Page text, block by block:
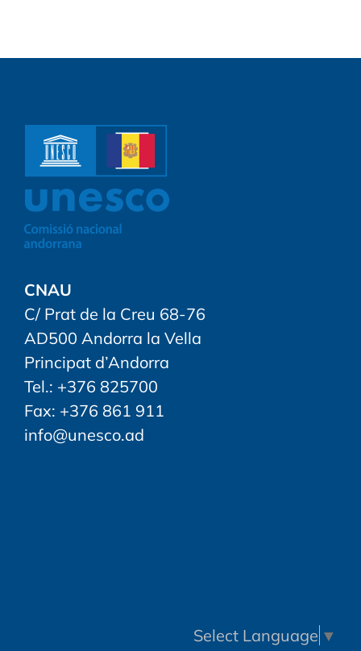
CNAU
C/ Prat de la Creu 68-76
AD500 Andorra la Vella
Principat d’Andorra
Tel.: +376 825700
Fax: +376 861 911
info@unesco.ad
Select Language ▼